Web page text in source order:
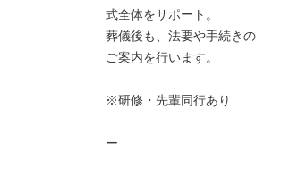
式全体をサポート。
葬儀後も、法要や手続きの
ご案内を行います。
※研修・先輩同行あり
ー